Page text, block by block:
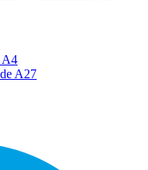
A4
A27